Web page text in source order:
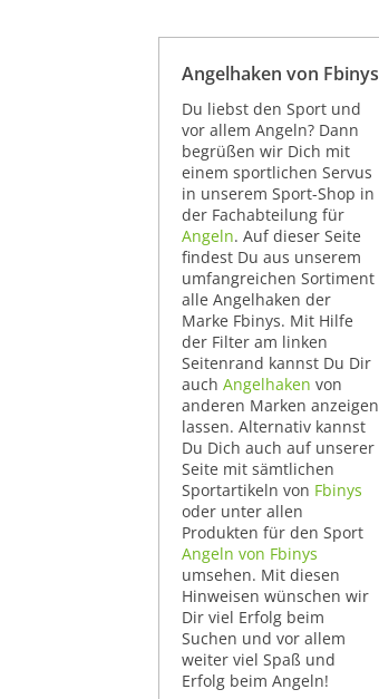
Angelhaken von Fbinys
Du liebst den Sport und
vor allem Angeln? Dann
begrüßen wir Dich mit
einem sportlichen Servus
in unserem Sport-Shop in
der Fachabteilung für
Angeln. Auf dieser Seite
findest Du aus unserem
umfangreichen Sortiment
alle Angelhaken der
Marke Fbinys. Mit Hilfe
der Filter am linken
Seitenrand kannst Du Dir
auch Angelhaken von
anderen Marken anzeigen
lassen. Alternativ kannst
Du Dich auch auf unserer
Seite mit sämtlichen
Sportartikeln von Fbinys
oder unter allen
Produkten für den Sport
Angeln von Fbinys
umsehen. Mit diesen
Hinweisen wünschen wir
Dir viel Erfolg beim
Suchen und vor allem
weiter viel Spaß und
Erfolg beim Angeln!